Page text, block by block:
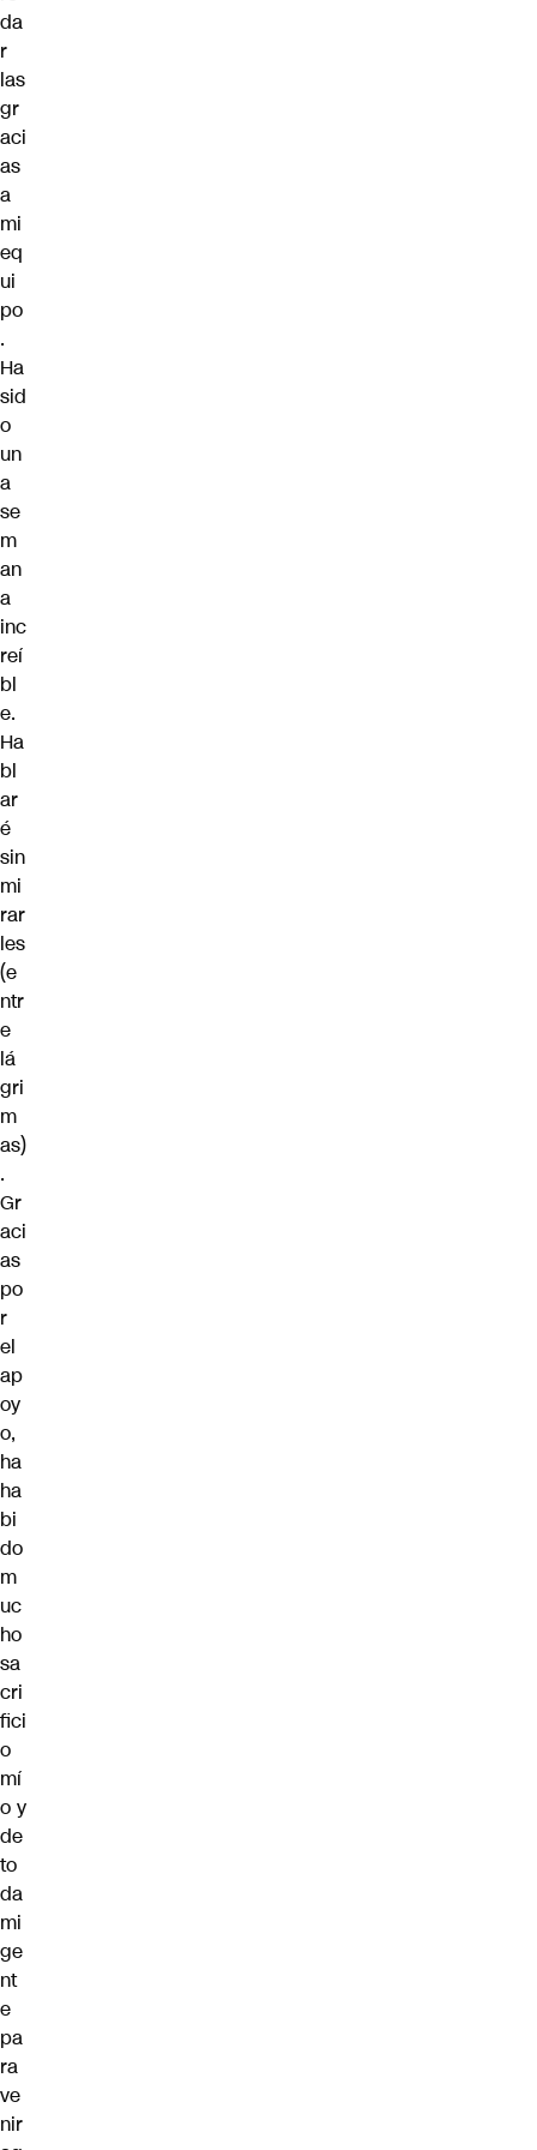
da
r
las
gr
aci
as
a
mi
eq
ui
po
.
Ha
sid
o
un
a
se
m
an
a
inc
reí
bl
e.
Ha
bl
ar
é
sin
mi
rar
les
(e
ntr
e
lá
gri
m
as)
.
Gr
aci
as
po
r
el
ap
oy
o,
ha
ha
bi
do
m
uc
ho
sa
cri
fici
o
mí
o y
de
to
da
mi
ge
nt
e
pa
ra
ve
nir